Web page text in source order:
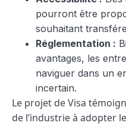
pourront être
souhaitant
Réglementation :
avantages, les
naviguer dans un
incertain.
Le projet de Visa
de l’industrie à adopter